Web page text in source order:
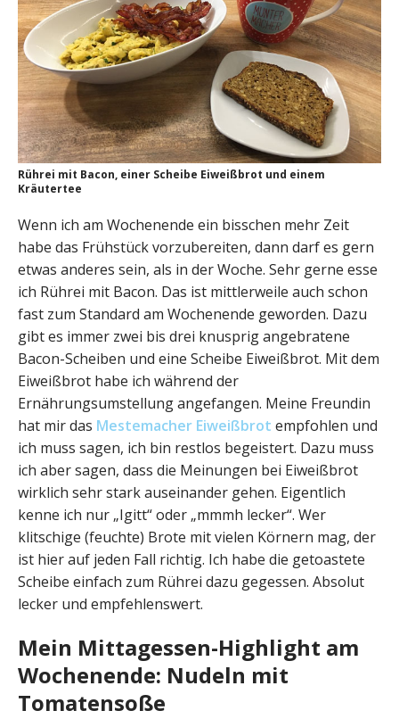
Rührei mit Bacon, einer Scheibe Eiweißbrot und einem
Kräutertee
Wenn ich am Wochenende ein bisschen mehr Zeit
habe das Frühstück vorzubereiten, dann darf es gern
etwas anderes sein, als in der Woche. Sehr gerne esse
ich Rührei mit Bacon. Das ist mittlerweile auch schon
fast zum Standard am Wochenende geworden. Dazu
gibt es immer zwei bis drei knusprig angebratene
Bacon-Scheiben und eine Scheibe Eiweißbrot. Mit dem
Eiweißbrot habe ich während der
Ernährungsumstellung angefangen. Meine Freundin
hat mir das Mestemacher Eiweißbrot empfohlen und
ich muss sagen, ich bin restlos begeistert. Dazu muss
ich aber sagen, dass die Meinungen bei Eiweißbrot
wirklich sehr stark auseinander gehen. Eigentlich
kenne ich nur „Igitt“ oder „mmmh lecker“. Wer
klitschige (feuchte) Brote mit vielen Körnern mag, der
ist hier auf jeden Fall richtig. Ich habe die getoastete
Scheibe einfach zum Rührei dazu gegessen. Absolut
lecker und empfehlenswert.
Mein Mittagessen-Highlight am
Wochenende: Nudeln mit
Tomatensoße